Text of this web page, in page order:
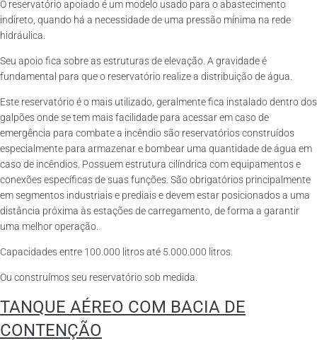
O reservatório apoiado é um modelo usado para o abastecimento
indireto, quando há a necessidade de uma pressão mínima na rede
hidráulica.
Seu apoio fica sobre as estruturas de elevação. A gravidade é
fundamental para que o reservatório realize a distribuição de água.
Este reservatório é o mais utilizado, geralmente fica instalado dentro dos
galpões onde se tem mais facilidade para acessar em caso de
emergência para combate a incêndio são reservatórios construídos
especialmente para armazenar e bombear uma quantidade de água em
caso de incêndios. Possuem estrutura cilíndrica com equipamentos e
conexões específicas de suas funções. São obrigatórios principalmente
em segmentos industriais e prediais e devem estar posicionados a uma
distância próxima às estações de carregamento, de forma a garantir
uma melhor operação.
Capacidades entre 100.000 litros até 5.000.000 litros.
Ou construímos seu reservatório sob medida.
TANQUE AÉREO COM BACIA DE
CONTENÇÃO